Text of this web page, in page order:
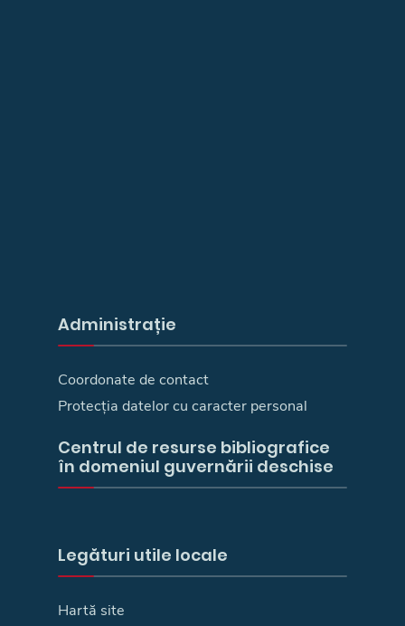
Administrație
Coordonate de contact
Protecția datelor cu caracter personal
Centrul de resurse bibliografice
în domeniul guvernării deschise
Legături utile locale
Hartă site